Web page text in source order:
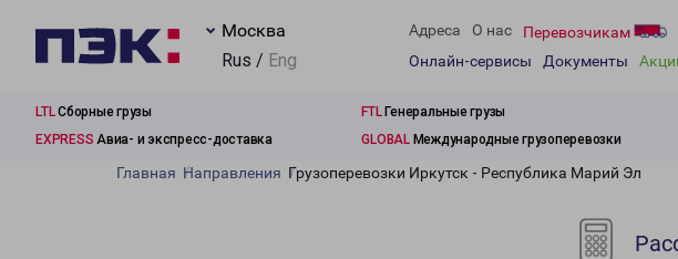
Москва
Rus / Eng
Адреса О нас Перевозчикам
Онлайн-сервисы
Документы
LTLСборные грузы FTLГенеральные грузы
EXPRESS Авиа- и экспресс-доставка GLOBALМеждународные грузоперевозки
Главная Направления Грузоперевозки Иркутск - Республика Марий Эл